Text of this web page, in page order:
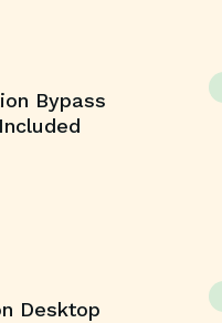
Bypass
Desktop